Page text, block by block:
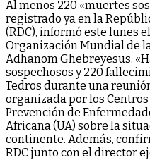
Al menos 220 «muertes
registrado ya en la
(RDC), informó este lunes
Organización Mundial de
Adhanom Ghebreyesus.
sospechosos y 220
Tedros durante una
organizada por los
Prevención de
Africana (UA) sobre la
continente. Además,
RDC junto con el director